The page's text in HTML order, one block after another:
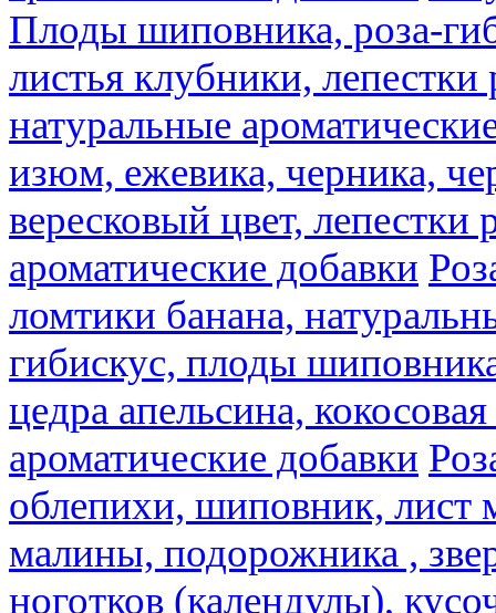
Плоды шиповника, роза-
листья клубники,
натуральные
изюм, ежевика, черника,
вересковый цвет, лепестки
ароматические добавки
ломтики банана,
гибискус, плоды
цедра апельсина,
ароматические добавки
облепихи, шиповник, лист
малины, подорожника ,
ноготков (календулы),